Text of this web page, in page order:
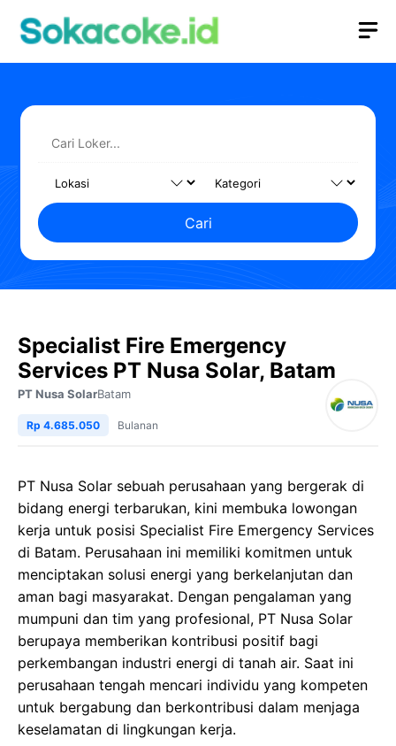
Cari
Specialist Fire Emergency
Services PT Nusa Solar, Batam
PT Nusa SolarBatam
Rp 4.685.050 Bulanan
PT Nusa Solar sebuah perusahaan yang bergerak di
bidang energi terbarukan, kini membuka lowongan
kerja untuk posisi Specialist Fire Emergency Services
di Batam. Perusahaan ini memiliki komitmen untuk
menciptakan solusi energi yang berkelanjutan dan
aman bagi masyarakat. Dengan pengalaman yang
mumpuni dan tim yang profesional, PT Nusa Solar
berupaya memberikan kontribusi positif bagi
perkembangan industri energi di tanah air. Saat ini
perusahaan tengah mencari individu yang kompeten
untuk bergabung dan berkontribusi dalam menjaga
keselamatan di lingkungan kerja.